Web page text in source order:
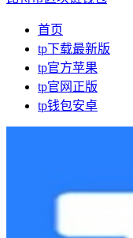
首页
tp下载最新版
tp官方苹果
tp官网正版
tp钱包安卓